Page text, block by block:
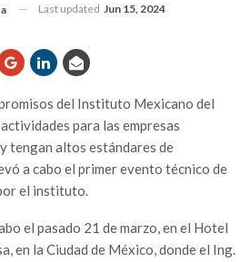
Last updated Jun 15, 2024
del Instituto Mexicano del
para las empresas
tengan altos estándares de
a cabo el primer evento técnico de
el instituto.
el pasado 21 de marzo, en el Hotel
en la Ciudad de México, donde el Ing.